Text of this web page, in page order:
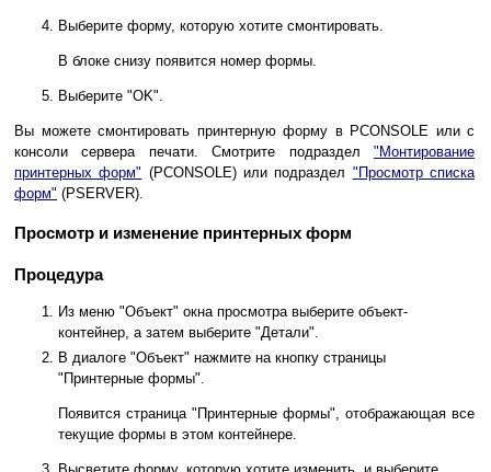
Выберите форму, которую хотите смонтировать.
В блоке снизу появится номер формы.
Выберите "OK".
Вы можете смонтировать принтерную форму в PCONSOLE или с
консоли сервера печати. Смотрите подраздел "Монтирование
принтерных форм" (PCONSOLE) или подраздел "Просмотр списка
форм" (PSERVER).
Просмотр и изменение принтерных форм
Процедура
Из меню "Объект" окна просмотра выберите объект-
контейнер, а затем выберите "Детали".
В диалоге "Объект" нажмите на кнопку страницы
"Принтерные формы".
Появится страница "Принтерные формы", отображающая все
текущие формы в этом контейнере.